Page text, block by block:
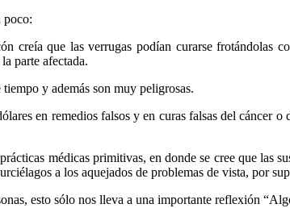
poco:
que las verrugas podían curarse frotándolas
parte afectada.
y además son muy peligrosas.
en remedios falsos y en curas falsas del
médicas primitivas, en donde se cree que
a los aquejados de problemas de vista, por
esto sólo nos lleva a una importante reflexión